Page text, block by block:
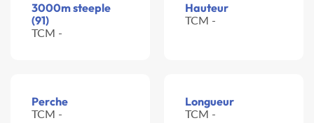
3000m steeple
(91)
TCM -
Hauteur
TCM -
Perche
TCM -
Longueur
TCM -